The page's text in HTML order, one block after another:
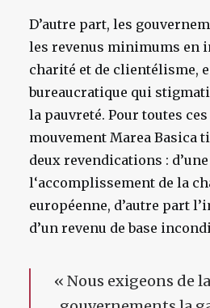
D’autre part, les
les revenus minimums en
charité et de clientélisme,
bureaucratique qui
la pauvreté. Pour toutes
mouvement Marea Basica
deux revendications :
l‘accomplissement de la
européenne, d’autre part
d’un revenu de base
« Nous exigeons de